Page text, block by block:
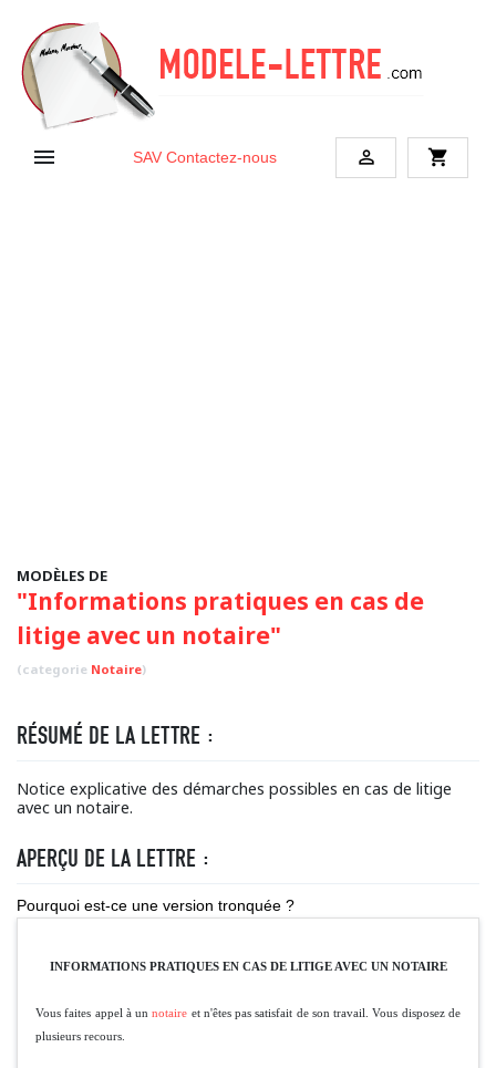
 SAV Contactez-nous  shopping_cart
MODÈLES DE
"Informations pratiques en cas de
litige avec un notaire"
(categorie Notaire)
RÉSUMÉ DE LA LETTRE :
Notice explicative des démarches possibles en cas de litige
avec un notaire.
APERÇU DE LA LETTRE :
Pourquoi est-ce une version tronquée ?
INFORMATIONS PRATIQUES EN CAS DE LITIGE AVEC UN NOTAIRE
Vous faites appel à unnotaire et n'êtes pas satisfait de son travail. Vous disposez de
plusieurs recours.